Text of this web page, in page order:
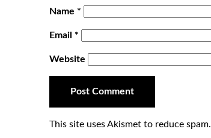
Name *
Email *
Website
This site uses Akismet to reduce spam.